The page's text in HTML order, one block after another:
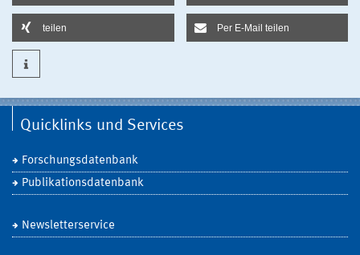
teilen Per E-Mail teilen
Quicklinks und Services
Forschungsdatenbank
Publikationsdatenbank
Newsletterservice